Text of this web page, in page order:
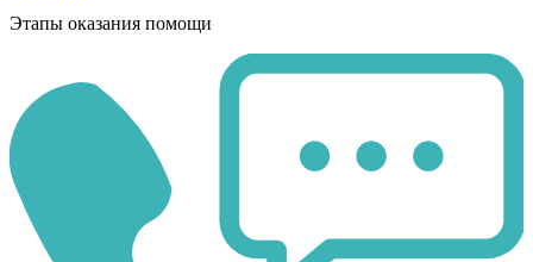
Этапы оказания помощи